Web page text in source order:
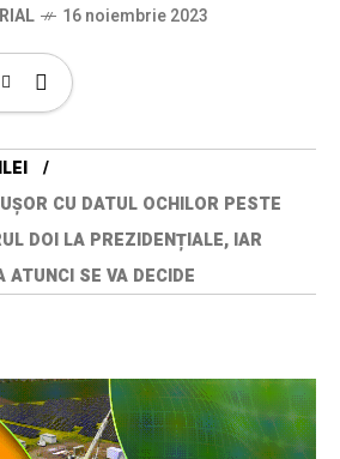
16 noiembrie 2023
CU DATUL OCHILOR PESTE
DOI LA PREZIDENȚIALE, IAR
SE VA DECIDE